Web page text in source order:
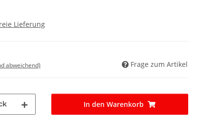
Lieferung
abweichend) Frage zum Artikel
In den Warenkorb